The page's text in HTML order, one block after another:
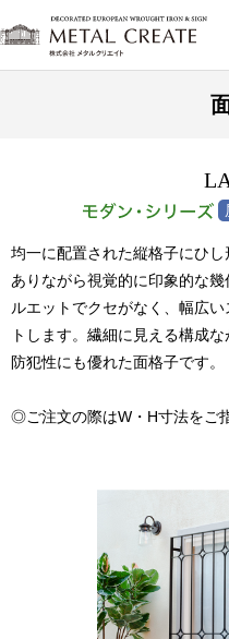
均一に配置された縦格子にひ
ありながら視覚的に印象的な
ルエットでクセがなく、幅広
トします。繊細に見える構成
防犯性にも優れた面格子です。
◎ご注文の際はW・H寸法をご